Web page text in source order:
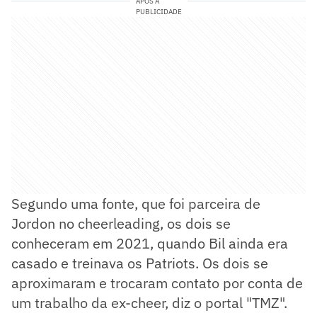
PUBLICIDADE
Segundo uma fonte, que foi parceira de
Jordon no cheerleading, os dois se
conheceram em 2021, quando Bil ainda era
casado e treinava os Patriots. Os dois se
aproximaram e trocaram contato por conta de
um trabalho da ex-cheer, diz o portal "TMZ".